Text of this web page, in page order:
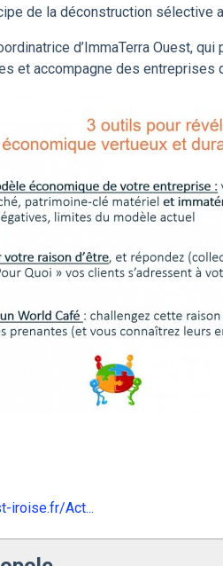
de la déconstruction sélective
d’ImmaTerra Ouest,
et accompagne des entreprises
iroise.fr/Act...